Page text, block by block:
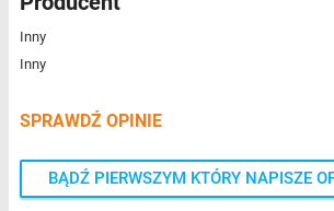
Inny
Inny
SPRAWDŹ OPINIE
BĄDŹ PIERWSZYM KTÓRY NAPISZE